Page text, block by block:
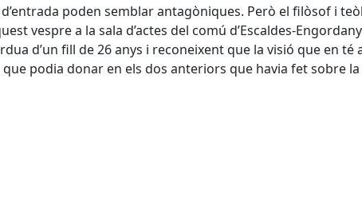
poden semblar antagòniques. Però el filòsof i
vespre a la sala d’actes del comú d’Escaldes-
d’un fill de 26 anys i reconeixent que la visió que en
podia donar en els dos anteriors que havia fet sobre